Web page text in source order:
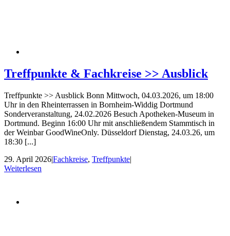
Treffpunkte & Fachkreise >> Ausblick
Treffpunkte >> Ausblick Bonn Mittwoch, 04.03.2026, um 18:00
Uhr in den Rheinterrassen in Bornheim-Widdig Dortmund
Sonderveranstaltung, 24.02.2026 Besuch Apotheken-Museum in
Dortmund. Beginn 16:00 Uhr mit anschließendem Stammtisch in
der Weinbar GoodWineOnly. Düsseldorf Dienstag, 24.03.26, um
18:30 [...]
29. April 2026|Fachkreise, Treffpunkte|
Weiterlesen